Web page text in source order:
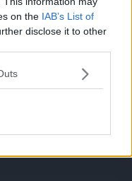
on the IAB’s List of
disclose it to other